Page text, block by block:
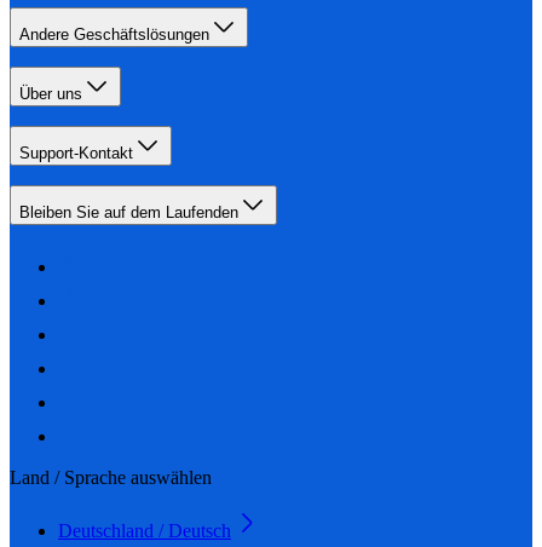
Andere Geschäftslösungen
Über uns
Support-Kontakt
Bleiben Sie auf dem Laufenden
Land / Sprache auswählen
Deutschland / Deutsch